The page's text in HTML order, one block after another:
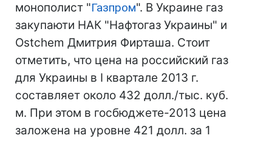
монополист "Газпром". В Украине газ
закупаюти НАК "Нафтогаз Украины" и
Ostchem Дмитрия Фирташа. Стоит
отметить, что цена на российский газ
для Украины в І квартале 2013 г.
составляет около 432 долл./тыс. куб.
м. При этом в госбюджете-2013 цена
заложена на уровне 421 долл. за 1